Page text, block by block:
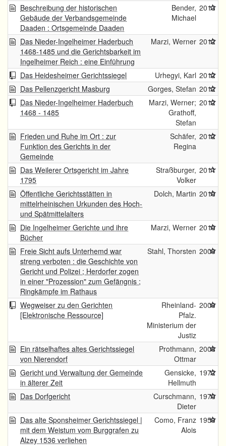
Beschreibung der historischen
Gebäude der Verbandsgemeinde
Daaden : Ortsgemeinde Daaden
Bender,
Michael
2013
Das Nieder-Ingelheimer Haderbuch
1468-1485 und die Gerichtsbarkeit im
Ingelheimer Reich : eine Einführung
Marzi, Werner 2012
Das Heidesheimer Gerichtssiegel Urhegyi, Karl 2012
Das Pellenzgericht Masburg
Gorges, Stefan 2012
Das Nieder-Ingelheimer Haderbuch
1468 - 1485
Marzi, Werner;
Grathoff,
Stefan
2012
Frieden und Ruhe im Ort : zur
Funktion des Gerichts in der
Gemeinde
Schäfer,
Regina
2012
Das Weilerer Ortsgericht im Jahre
1795
Straßburger,
Volker
2011
Öffentliche Gerichtsstätten in
mittelrheinischen Urkunden des Hoch-
und Spätmittelalters
Dolch, Martin 2010
Die Ingelheimer Gerichte und ihre
Bücher
Marzi, Werner 2010
Freie Sicht aufs Unterhemd war
streng verboten : die Geschichte von
Gericht und Polizei ; Herdorfer zogen
in einer "Prozession" zum Gefängnis ;
Ringkämpfe im Rathaus
Stahl, Thorsten 2009
Wegweiser zu den Gerichten
[Elektronische Ressource]
Rheinland-
Pfalz.
Ministerium der
Justiz
2009
Ein rätselhaftes altes Gerichtssiegel
von Nierendorf
Prothmann,
Ottmar
2008
Gericht und Verwaltung der Gemeinde
in älterer Zeit
Gensicke,
Hellmuth
1972
Das Dorfgericht
Curschmann,
Dieter
1970
Das alte Sponsheimer Gerichtssiegel |
mit dem Weistum vom Burggrafen zu
Alzey 1536 verliehen
Como, Franz
Alois
1959